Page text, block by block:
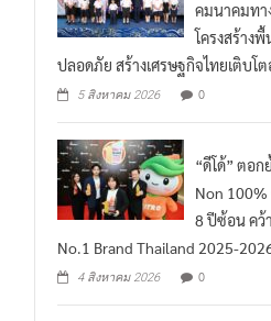
คมนาคมท
โครงสร้าง
ปลอดภัย สร้างเศรษฐกิจไทยเติบโ
5 สิงหาคม 2026 0
“ดีโด้” ตอ
Non 100%
8 ปีซ้อน คว้
No.1 Brand Thailand 2025-
4 สิงหาคม 2026 0